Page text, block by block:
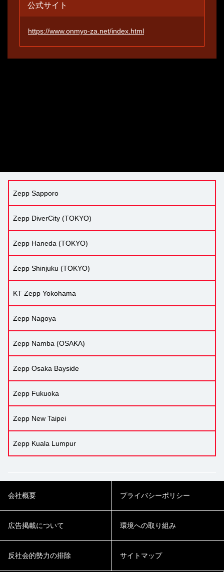
公式サイト
https://www.onmyo-za.net/index.html
Zepp Sapporo
Zepp DiverCity (TOKYO)
Zepp Haneda (TOKYO)
Zepp Shinjuku (TOKYO)
KT Zepp Yokohama
Zepp Nagoya
Zepp Namba (OSAKA)
Zepp Osaka Bayside
Zepp Fukuoka
Zepp New Taipei
Zepp Kuala Lumpur
会社概要 プライバシーポリシー
広告掲載について 環境への取り組み
反社会的勢力の排除 サイトマップ